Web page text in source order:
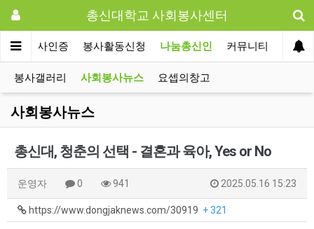
총신대학교 사회봉사센터
사회봉사인증 봉사활동신청 나눔총신인 커뮤니티
봉사갤러리 사회봉사뉴스 요셉의창고
사회봉사뉴스
총신대, 청춘의 선택 - 결혼과 육아, Yes or No
운영자 0 941 2025.05.16 15:23
https://www.dongjaknews.com/30919 + 321